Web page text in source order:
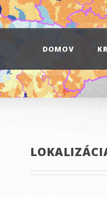
DOMOV